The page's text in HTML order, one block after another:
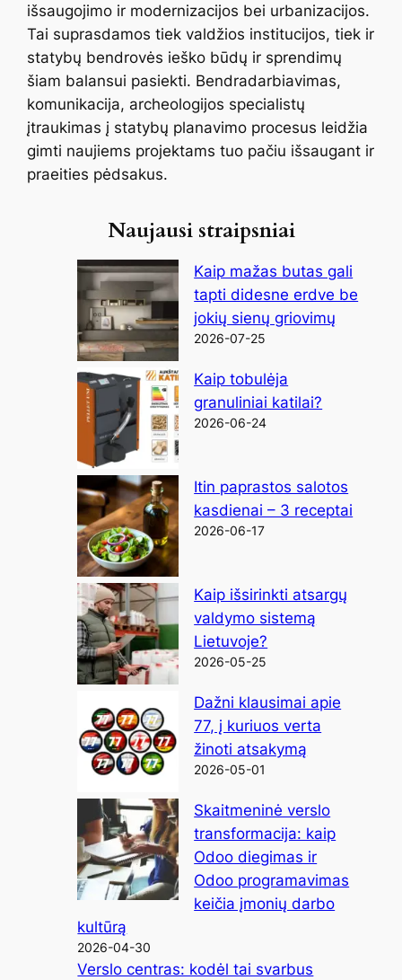
išsaugojimo ir modernizacijos bei urbanizacijos.
Tai suprasdamos tiek valdžios institucijos, tiek ir
statybų bendrovės ieško būdų ir sprendimų
šiam balansui pasiekti. Bendradarbiavimas,
komunikacija, archeologijos specialistų
įtraukimas į statybų planavimo procesus leidžia
gimti naujiems projektams tuo pačiu išsaugant ir
praeities pėdsakus.
Naujausi straipsniai
Kaip mažas butas gali
tapti didesne erdve be
jokių sienų griovimų
2026-07-25
Kaip tobulėja
granuliniai katilai?
2026-06-24
Itin paprastos salotos
kasdienai – 3 receptai
2026-06-17
Kaip išsirinkti atsargų
valdymo sistemą
Lietuvoje?
2026-05-25
Dažni klausimai apie
77, į kuriuos verta
žinoti atsakymą
2026-05-01
Skaitmeninė verslo
transformacija: kaip
Odoo diegimas ir
Odoo programavimas
keičia įmonių darbo
kultūrą
2026-04-30
Verslo centras: kodėl tai svarbus